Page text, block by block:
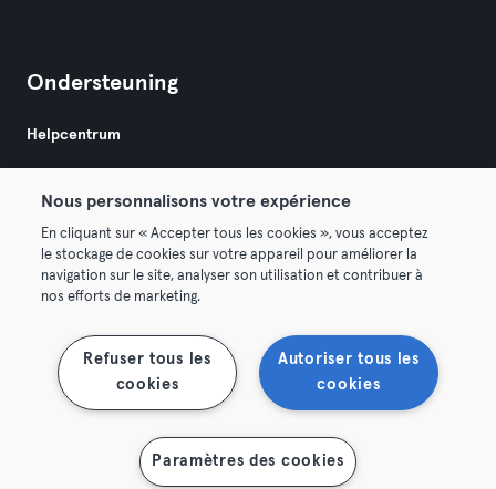
Ondersteuning
Helpcentrum
Algemene Voorwaarden
Membership opzeggen Trek hier je contract terug
Nous personnalisons votre expérience
En cliquant sur « Accepter tous les cookies », vous acceptez
le stockage de cookies sur votre appareil pour améliorer la
navigation sur le site, analyser son utilisation et contribuer à
nos efforts de marketing.
Autoriser tous les
cookies
Refuser tous les
cookies
Paramètres des cookies